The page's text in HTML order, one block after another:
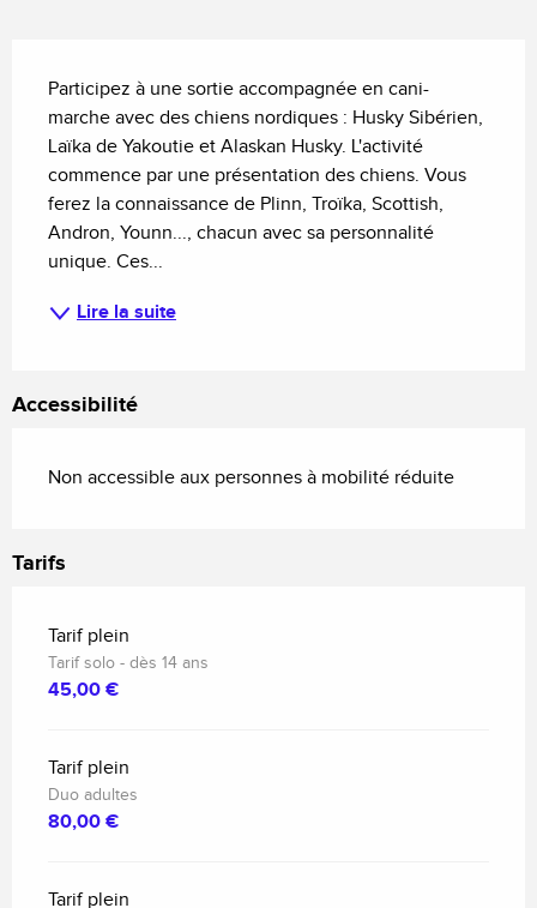
Participez à une sortie accompagnée en cani-
marche avec des chiens nordiques : Husky Sibérien,
Laïka de Yakoutie et Alaskan Husky. L'activité
commence par une présentation des chiens. Vous
ferez la connaissance de Plinn, Troïka, Scottish,
Andron, Younn..., chacun avec sa personnalité
unique. Ces...
Lire la suite
Accessibilité
Non accessible aux personnes à mobilité réduite
Tarifs
Tarif plein
Tarif solo - dès 14 ans
45,00 €
Tarif plein
Duo adultes
80,00 €
Tarif plein